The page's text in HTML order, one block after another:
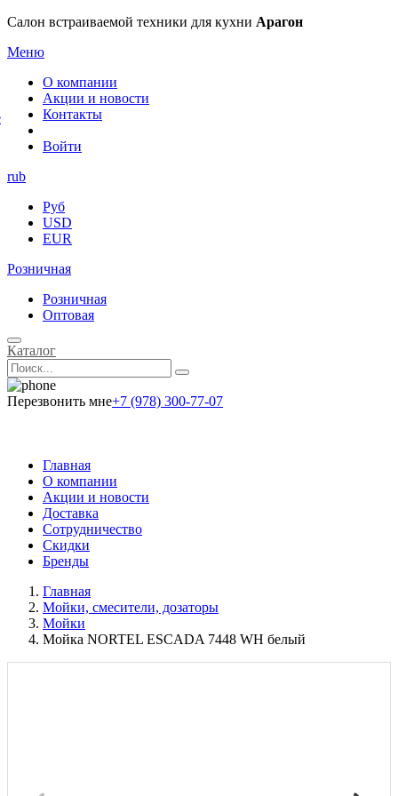
Салон встраиваемой техники для кухни Арагон
Меню
О компании
Акции и новости
Контакты
Войти
rub
Руб
USD
EUR
Розничная
Розничная
Оптовая
Каталог
Перезвонить мне+7 (978) 300-77-07
Главная
О компании
Акции и новости
Доставка
Сотрудничество
Скидки
Бренды
Главная
Мойки, смесители, дозаторы
Мойки
Мойка NORTEL ESCADA 7448 WH белый